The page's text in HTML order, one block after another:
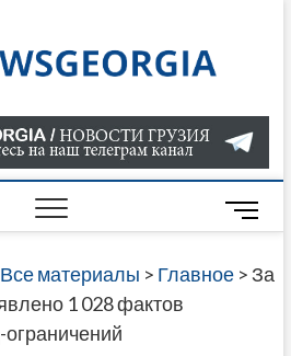
О
В
ГРУЗИИ
САЙТЕ
M
e
n
Все материалы > Главное>За
1 028 фактов